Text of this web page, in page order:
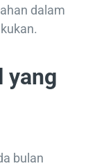
dalam
yang
bulan